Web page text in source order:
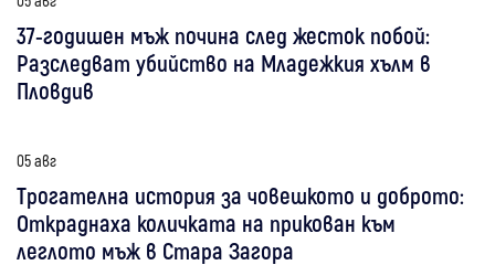
37-годишен мъж почина след жесток побой:
Разследват убийство на Младежкия хълм в
Пловдив
05 авг
Трогателна история за човешкото и доброто:
Откраднаха количката на прикован към
леглото мъж в Стара Загора